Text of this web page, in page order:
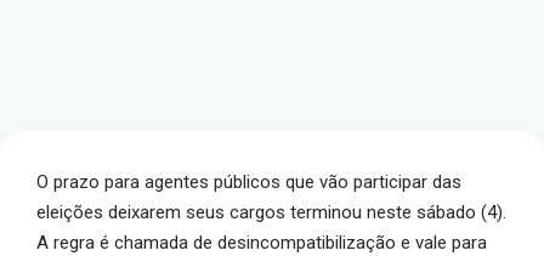
O prazo para agentes públicos que vão participar das
eleições deixarem seus cargos terminou neste sábado (4).
A regra é chamada de desincompatibilização e vale para